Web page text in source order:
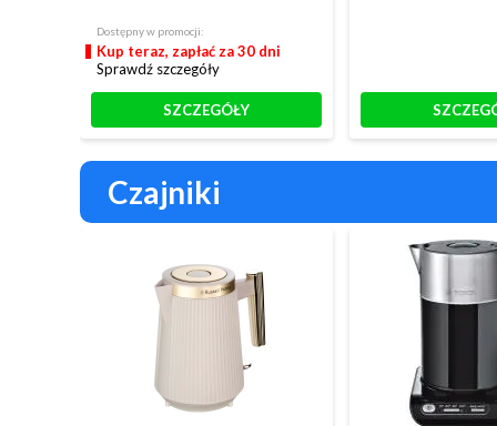
Dostępny w promocji:
Kup teraz, zapłać za 30 dni
Sprawdź szczegóły
SZCZEGÓŁY
Czajniki